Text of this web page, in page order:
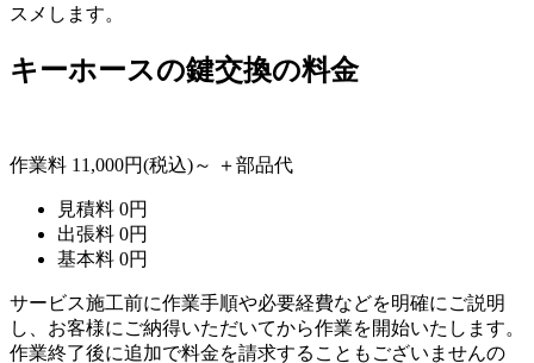
スメします。
キーホースの鍵交換の料金
作業料 11,000円(税込)～ ＋部品代
見積料 0円
出張料 0円
基本料 0円
サービス施工前に作業手順や必要経費などを明確にご説明
し、お客様にご納得いただいてから作業を開始いたします。
作業終了後に追加で料金を請求することもございませんの